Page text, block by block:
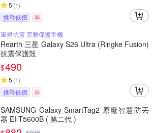
5 (1)
挑戰低價
券
軍規抗震 完整保護手機
Rearth 三星 Galaxy S26 Ultra (Ringke Fusion)
抗震保護殼
$490
5 (1)
挑戰低價 券
SAMSUNG Galaxy SmartTag2 原廠智慧防丟
器 EI-T5600B ( 第二代 )